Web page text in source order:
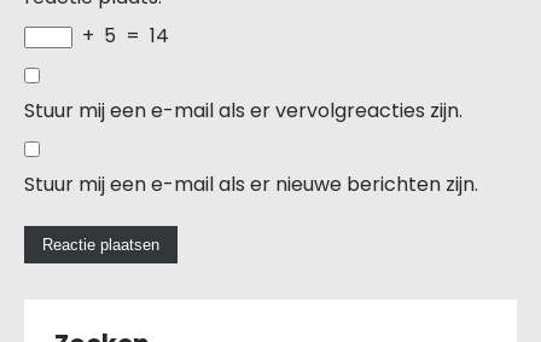
+ 5 = 14
Stuur mij een e-mail als er vervolgreacties zijn.
Stuur mij een e-mail als er nieuwe berichten zijn.